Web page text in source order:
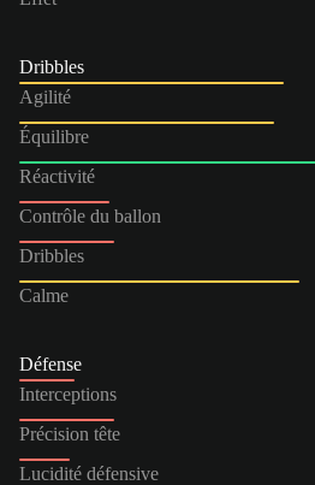
Dribbles
Agilité
Équilibre
Réactivité
Contrôle du ballon
Dribbles
Calme
Défense
Interceptions
Précision tête
Lucidité défensive